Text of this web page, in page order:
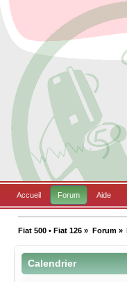
Accueil Forum Aide
Fiat 500 • Fiat 126 » Forum»
Calendrier